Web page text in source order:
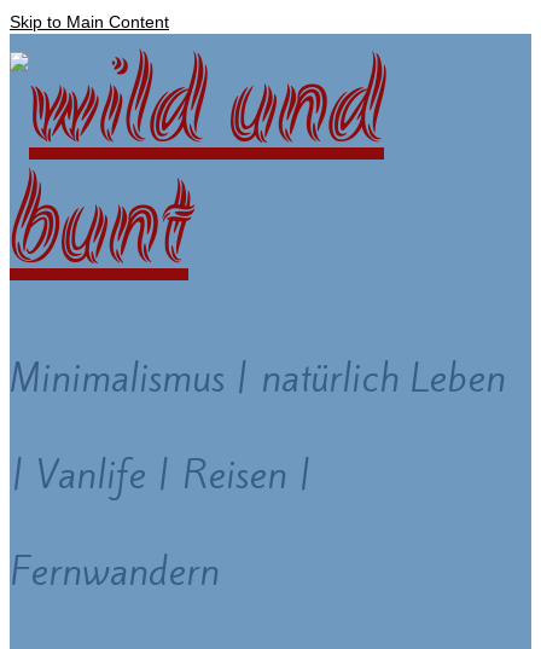
Skip to Main Content
Minimalismus | natürlich Leben
| Vanlife | Reisen |
Fernwandern